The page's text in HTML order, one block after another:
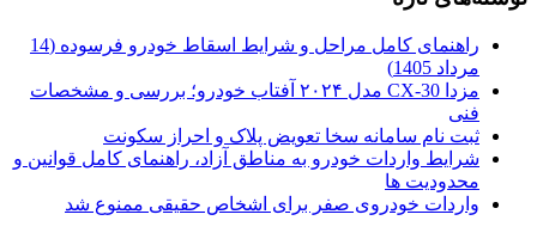
راهنمای کامل مراحل و شرایط اسقاط خودرو فرسوده (14
مرداد 1405)
مزدا CX-30 مدل ۲۰۲۴ آفتاب خودرو؛ بررسی و مشخصات
فنی
ثبت نام سامانه سخا تعویض پلاک و احراز سکونت
شرایط واردات خودرو به مناطق آزاد، راهنمای کامل قوانین و
محدودیت ها
واردات خودروی صفر برای اشخاص حقیقی ممنوع شد